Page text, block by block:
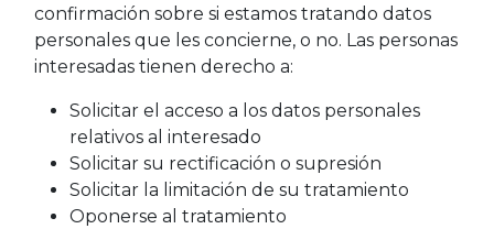
confirmación sobre si estamos tratando datos
personales que les concierne, o no. Las personas
interesadas tienen derecho a:
Solicitar el acceso a los datos personales
relativos al interesado
Solicitar su rectificación o supresión
Solicitar la limitación de su tratamiento
Oponerse al tratamiento